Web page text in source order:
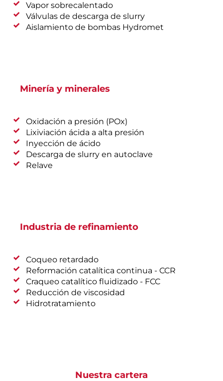
Vapor sobrecalentado
Válvulas de descarga de slurry
Aislamiento de bombas Hydromet
Minería y minerales
Oxidación a presión (POx)
Lixiviación ácida a alta presión
Inyección de ácido
Descarga de slurry en autoclave
Relave
Industria de refinamiento
Coqueo retardado
Reformación catalítica continua - CCR
Craqueo catalítico fluidizado - FCC
Reducción de viscosidad
Hidrotratamiento
Nuestra cartera